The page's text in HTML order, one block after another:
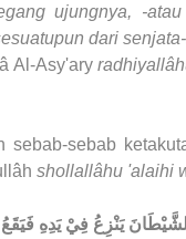
ujungnya, -
dari
Al-Asy'ary
sebab-sebab
shollallâhu 'alaihi
يَنْزِعُ فِيْ يَدِهِ